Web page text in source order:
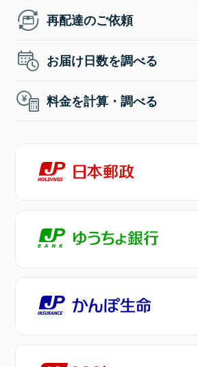
再配達のご依頼
お届け日数を調べる
料金を計算・調べる